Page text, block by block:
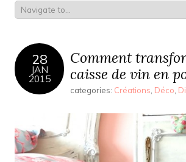
28
JAN
2015
Comment
caisse de vin en
categories: Créations Déco